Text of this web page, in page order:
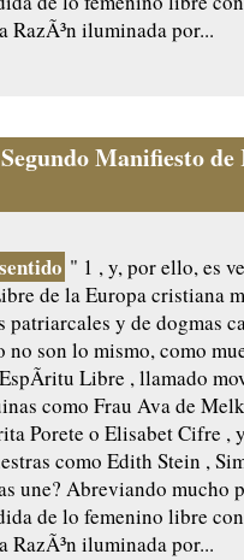
RazÃ³n iluminada por...
Manifiesto
sentido " 1 , y, por ello, es
de la Europa cristiana
y de dogmas
son lo mismo, como
Libre , llamado
como Frau Ava de
Porete o Elisabet Cifre ,
como Edith Stein ,
une? Abreviando mucho
de lo femenino libre
RazÃ³n iluminada por...